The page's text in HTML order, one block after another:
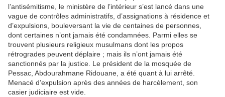
l’antisémitisme, le ministère de l’intérieur s’est lancé dans une
vague de contrôles administratifs, d’assignations à résidence et
d’expulsions, bouleversant la vie de centaines de personnes,
dont certaines n’ont jamais été condamnées. Parmi elles se
trouvent plusieurs religieux musulmans dont les propos
rétrogrades peuvent déplaire ; mais ils n’ont jamais été
sanctionnés par la justice. Le président de la mosquée de
Pessac, Abdourahmane Ridouane, a été quant à lui arrêté.
Menacé d’expulsion après des années de harcèlement, son
casier judiciaire est vide.